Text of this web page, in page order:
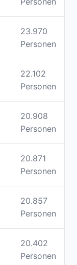
23.970
Personen
22.102
Personen
20.908
Personen
20.871
Personen
20.857
Personen
20.402
Personen